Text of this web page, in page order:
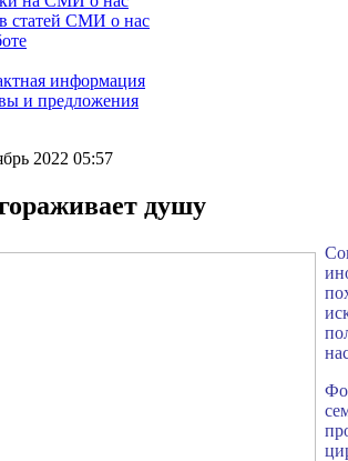
статей СМИ о нас
информация
и предложения
2022 05:57
душу